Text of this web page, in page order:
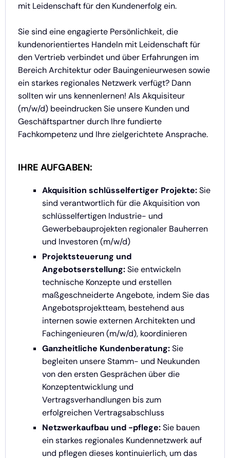
mit Leidenschaft für den Kundenerfolg ein.
Sie sind eine engagierte Persönlichkeit, die
kundenorientiertes Handeln mit Leidenschaft für
den Vertrieb verbindet und über Erfahrungen im
Bereich Architektur oder Bauingenieurwesen sowie
ein starkes regionales Netzwerk verfügt? Dann
sollten wir uns kennenlernen! Als Akquisiteur
(m/w/d) beeindrucken Sie unsere Kunden und
Geschäftspartner durch Ihre fundierte
Fachkompetenz und Ihre zielgerichtete Ansprache.
IHRE AUFGABEN:
Akquisition schlüsselfertiger Projekte:Sie
sind verantwortlich für die Akquisition von
schlüsselfertigen Industrie- und
Gewerbebauprojekten regionaler Bauherren
und Investoren (m/w/d)
Projektsteuerung und
Angebotserstellung:Sie entwickeln
technische Konzepte und erstellen
maßgeschneiderte Angebote, indem Sie das
Angebotsprojektteam, bestehend aus
internen sowie externen Architekten und
Fachingenieuren (m/w/d), koordinieren
Ganzheitliche Kundenberatung:Sie
begleiten unsere Stamm- und Neukunden
von den ersten Gesprächen über die
Konzeptentwicklung und
Vertragsverhandlungen bis zum
erfolgreichen Vertragsabschluss
Netzwerkaufbau und -pflege:Sie bauen
ein starkes regionales Kundennetzwerk auf
und pflegen dieses kontinuierlich, um das